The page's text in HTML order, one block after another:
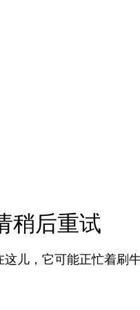
稍后重试
儿，它可能正忙着刷